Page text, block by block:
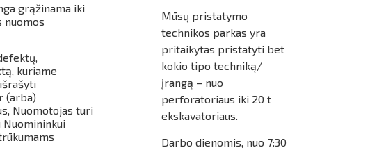
grąžinama iki
nuomos
kuriame
(arba)
Nuomotojas turi
Mūsų pristatymo
technikos parkas yra
pritaikytas pristatyti bet
kokio tipo techniką/
įrangą – nuo
perforatoriaus iki 20 t
ekskavatoriaus.
Darbo dienomis, nuo 7:30